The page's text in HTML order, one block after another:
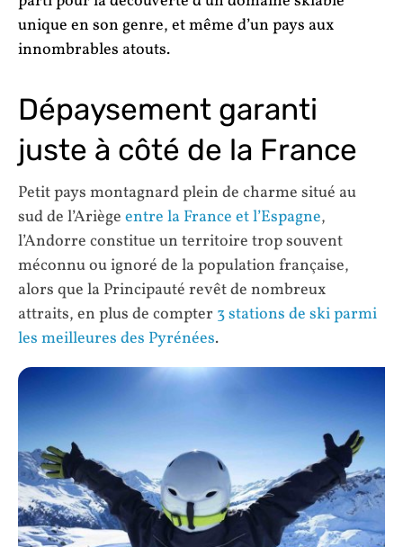
unique en son genre, et même d’un pays aux
innombrables atouts.
Dépaysement garanti
juste à côté de la France
Petit pays montagnard plein de charme situé au
sud de l’Ariège entre la France et l’Espagne,
l’Andorre constitue un territoire trop souvent
méconnu ou ignoré de la population française,
alors que la Principauté revêt de nombreux
attraits, en plus de compter 3 stations de ski parmi
les meilleures des Pyrénées.